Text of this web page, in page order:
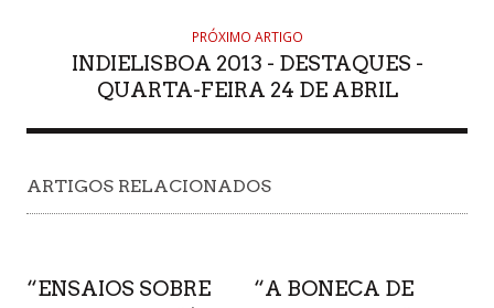
PRÓXIMO ARTIGO
INDIELISBOA 2013 - DESTAQUES -
QUARTA-FEIRA 24 DE ABRIL
ARTIGOS RELACIONADOS
“ENSAIOS SOBRE
“A BONECA DE